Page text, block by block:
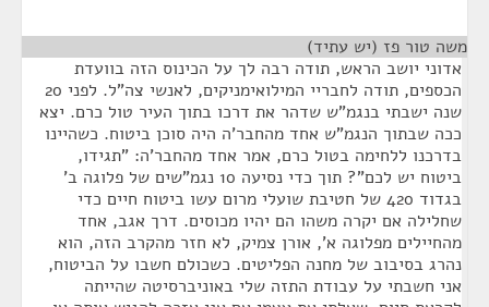
משה טור פז (יש עתיד)
אדוני יושב הראש, תודה רבה לך על הכינוס הזה בוועדת
הכספים, תודה לחבריי המילואימניקים, לאנשי צה"ל. לפני 20
שנה ישבתי בנגמ"ש שדהר את דרכו בתוך העיר טול כרם. יצא
ככה שבתוך הנגמ"ש אחד מהחבר'ה היה סוכן ביטוח. כשהיינו
בדרכנו ללחימה בטול כרם, אמר אחד מהחבר'ה: "תגידו,
ביטוח יש לכם"? תוך כדי נסיעה 10 נגמ"שים של פלוגה ב'
בגדוד 420 של חטיבת שועלי מרום עשו ביטוח חיים כדי
שחלילה אם יקרה משהו הם יהיו מכוסים. דרך אגב, אחד
מהחיילים מפלוגה א', אורן צמיק, לא חזר מהקרב הזה, הוא
נהרג בסיבוב של מחנה הפליטים. כשכולם חשבו על הביטוח,
אני חשבתי על עבודת התזה שלי באוניברסיטה שהייתה